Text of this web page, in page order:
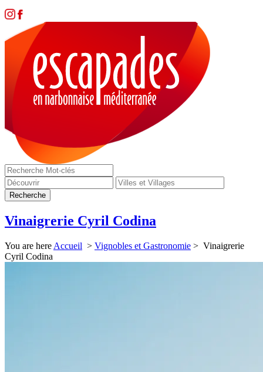
Vinaigrerie Cyril Codina
You are here Accueil > Vignobles et Gastronomie > Vinaigrerie
Cyril Codina